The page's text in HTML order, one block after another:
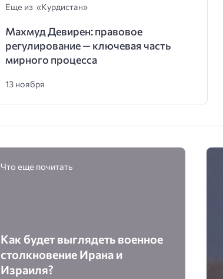
Еще из «Курдистан»
Махмуд Девирен: правовое
регулирование — ключевая часть
мирного процесса
13 ноября
Что еще почитать
Как будет выглядеть военное
столкновение Ирана и
Израиля?